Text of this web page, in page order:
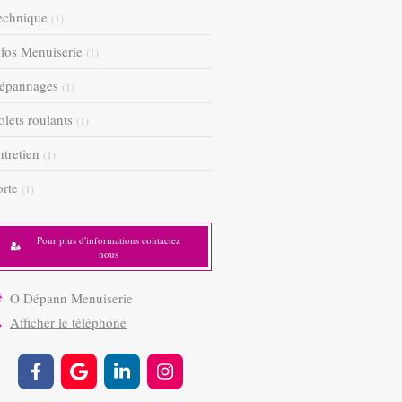
(1)
Menuiserie (1)
(1)
roulants (1)
(1)
(1)
Pour plus d'informations contactez
nous
O Dépann Menuiserie
Afficher le téléphone